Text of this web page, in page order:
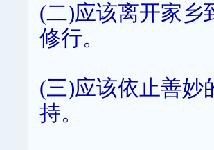
(二)应该离开家乡
修行。
(三)应该依止善妙
持。